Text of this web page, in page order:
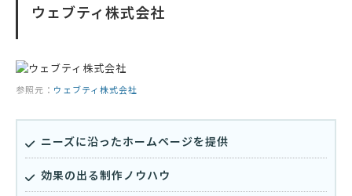
ウェブティ株式会社
参照元： ウェブティ株式会社
ニーズに沿ったホームページを提供
効果の出る制作ノウハウ